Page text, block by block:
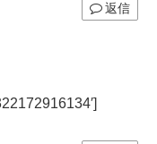
返信